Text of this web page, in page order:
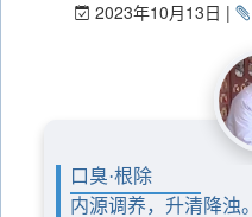
2023年10月13日
口臭·根除
内源调养，升清降浊。